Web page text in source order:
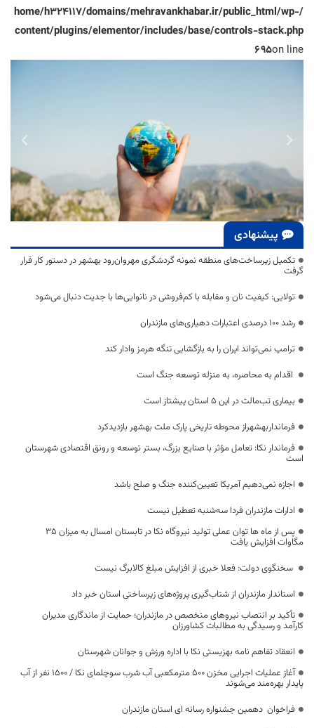
/home/h324117/domains/mehravankhabar.ir/public_html/wp-
content/plugins/elementor/includes/base/controls-stack.php
on line
695
پیشنهادی
تکمیل زیرساخت‌های منطقه نمونه گردشگری مهروان‌رود بهشهر در دستور کار قرار
گرفت
تولایی: کیفیت نان و مقابله با کم‌فروشی در نانوایی‌ها با جدیت دنبال می‌شود
رشد ۱۰۰ درصدی اعتبارات دهیاری‌های مازندران
ترامپ نمی‌تواند ایران را به بازگشایی تنگه هرمز وادار کند
اقدام به محاصره، به منزله توسعه جنگ است
بیماری تب‌مالت در این ۵ استان پیشتاز است
فرمانداربهشهراز محوطه تاریخی پارک ملت بهشهر بازدیدکرد
فرماندار نکا: تعامل مؤثر با صنایع بزرگ، بستر توسعه و رونق اقتصادی شهرستان
است
اجازه نمی‌دهیم آمریکا تعیین‌کننده جنگ و صلح باشد
ادارات مازندران فردا سه‌شنبه تعطیل نیست
پس از ماه ها توان عملی تولید نیروگاه نکا در تابستان امسال به میزان ۳۵
مگاوات افزایش یافت
سخنگوی دولت: فعلا خبری از افزایش مبلغ کالابرگ نیست
استاندار مازندران از شتاب‌گیری پروژه‌های زیرساختی استان خبر داد
تأکید بر انتصاب نیروهای متخصص در مازندران؛ حمایت از ماندگاری مدیران
کارآمد و رسیدگی به مطالبات کشاورزان
انعقاد تفاهم نامه بهزیستی نکا با اداره ورزش و جوانان شهرستان
آغاز عملیات اجرایی مخزن ۵۰۰ مترمکعبی آب شرب سوچلمای نکا / ۱۵۰۰ نفر از آب
پایدار بهره‌مند می‌شوند
فراخوان دهمین جشنواره رسانه ای استان مازندران